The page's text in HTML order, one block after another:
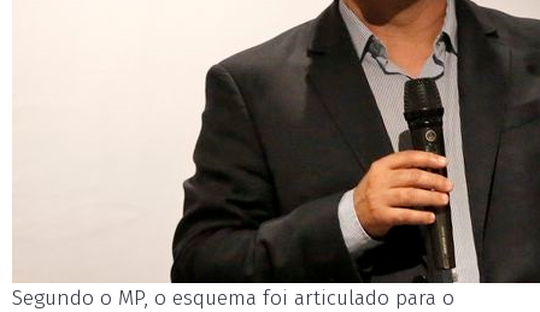
Segundo o MP, o esquema foi articulado para o